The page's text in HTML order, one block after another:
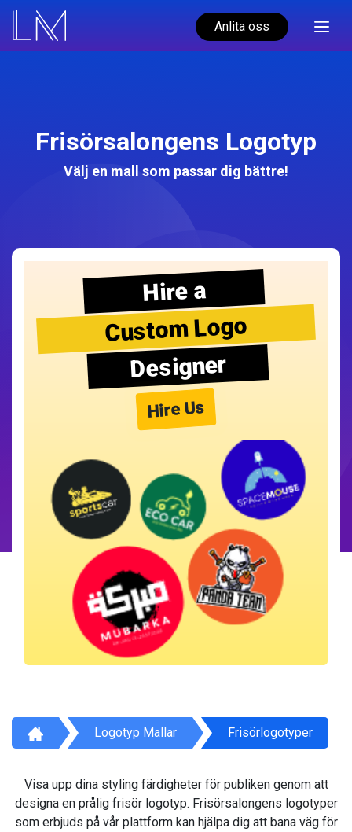
Anlita oss
Frisörsalongens Logotyp
Välj en mall som passar dig bättre!
Hire a
Custom Logo
Designer
Hire Us
Logotyp Mallar Frisörlogotyper
Visa upp dina styling färdigheter för publiken genom att
designa en prålig frisör logotyp. Frisörsalongens logotyper
som erbjuds på vår plattform kan hjälpa dig att bana väg för